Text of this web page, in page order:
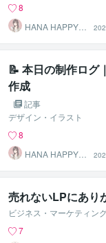
8
HANA HAPPY 8
📝 本日の制作ログ
作成
記事
デザイン・イラスト
8
HANA HAPPY 8
売れないLPにあり
ビジネス・マーケティン
7